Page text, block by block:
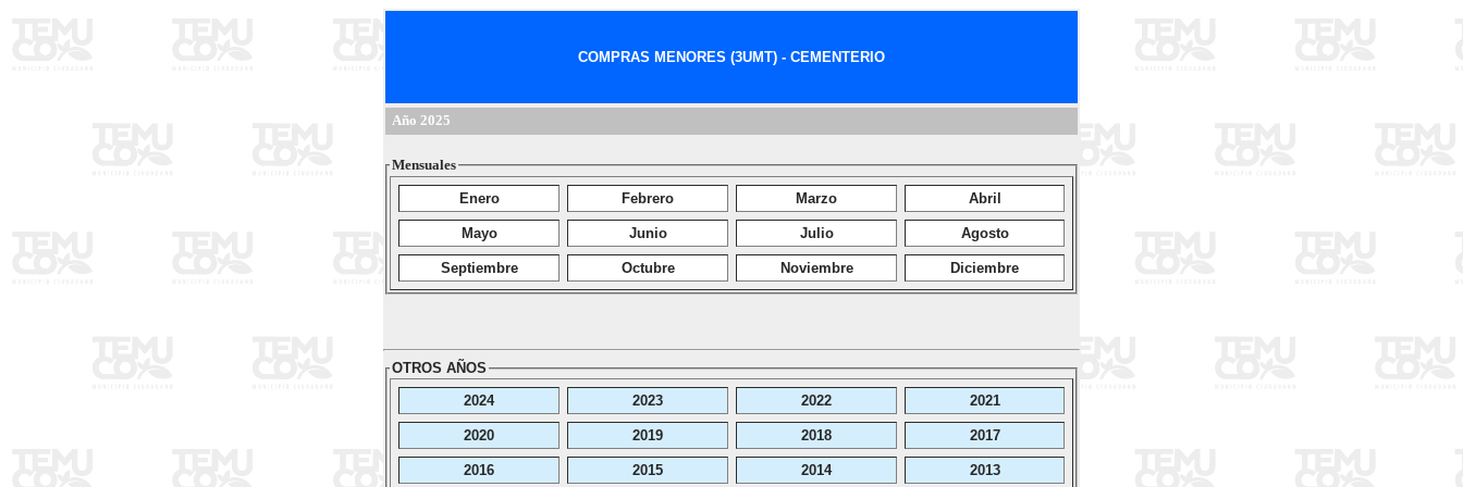
COMPRAS MENORES (3UMT) - CEMENTERIO
Año 2025
Mensuales
Enero Febrero Marzo Abril
Mayo Junio Julio Agosto
Septiembre Octubre Noviembre Diciembre
OTROS AÑOS
2024
2023 2022 2021
2020 2019 2018 2017
2016 2015 2014 2013